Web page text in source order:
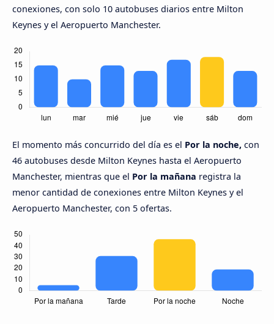
conexiones, con solo 10 autobuses diarios entre Milton
Keynes y el Aeropuerto Manchester.
El momento más concurrido del día es el Por la noche, con
46 autobuses desde Milton Keynes hasta el Aeropuerto
Manchester, mientras que el Por la mañana registra la
menor cantidad de conexiones entre Milton Keynes y el
Aeropuerto Manchester, con 5 ofertas.